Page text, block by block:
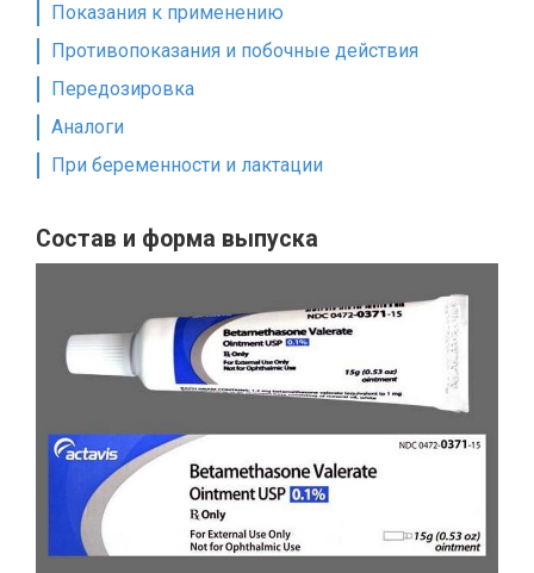
Показания к применению
Противопоказания и побочные действия
Передозировка
Аналоги
При беременности и лактации
Состав и форма выпуска